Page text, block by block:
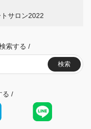
サロン2022
索する /
検索
る /